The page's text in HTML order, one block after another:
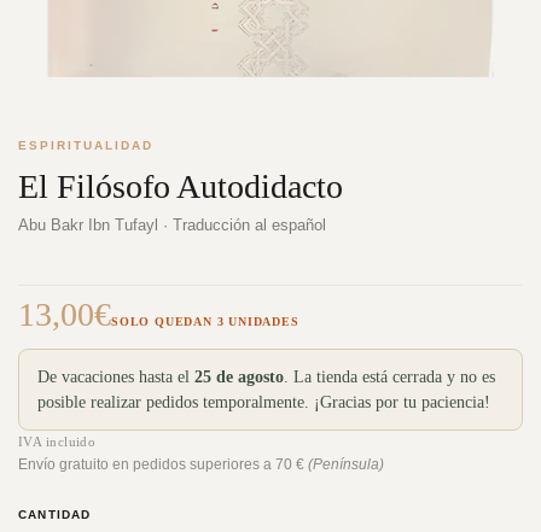
ESPIRITUALIDAD
El Filósofo Autodidacto
Abu Bakr Ibn Tufayl · Traducción al español
13,00€SOLO QUEDAN 3 UNIDADES
De vacaciones hasta el 25 de agosto. La tienda está cerrada y no es
posible realizar pedidos temporalmente. ¡Gracias por tu paciencia!
IVA incluido
Envío gratuito en pedidos superiores a 70 € (Península)
CANTIDAD